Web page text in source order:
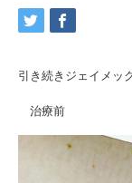
引き続きジェイメッ
治療前
料金一覧